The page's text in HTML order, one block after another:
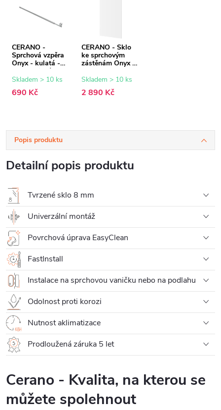
CERANO -
Sprchová vzpěra
Onyx - kulatá -
teleskopická -
chrom - 77-140
Skladem > 10 ks
690 Kč
CERANO - Sklo
ke sprchovým
zástěnám Onyx -
transparentní sklo
- 90x200 cm
Skladem > 10 ks
2 890 Kč
Popis produktu
Detailní popis produktu
Tvrzené sklo 8 mm
Univerzální montáž
Povrchová úprava EasyClean
FastInstall
Instalace na sprchovou vaničku nebo na podlahu
Odolnost proti korozi
Nutnost aklimatizace
Prodloužená záruka 5 let
Cerano - Kvalita, na kterou se
můžete spolehnout